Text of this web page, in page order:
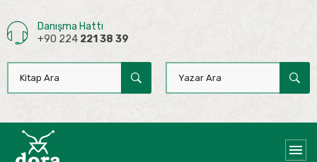
Danışma Hattı
+90 224 221 38 39